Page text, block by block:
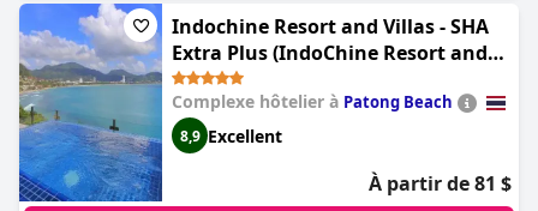
une expérience relaxante et rafraîchissante, avec suffisamment
d'espace pour se prélasser et nager.Indochine Resort and Villas - SHA
Extra Plus (IndoChine Resort and
Villas)
Complexe hôtelier à Patong Beach
8,9 Excellent
À partir de 81 $